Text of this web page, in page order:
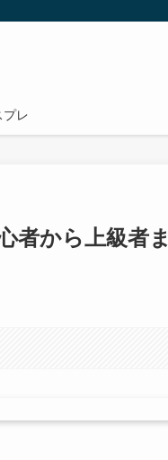
プレ
者から上級者ま